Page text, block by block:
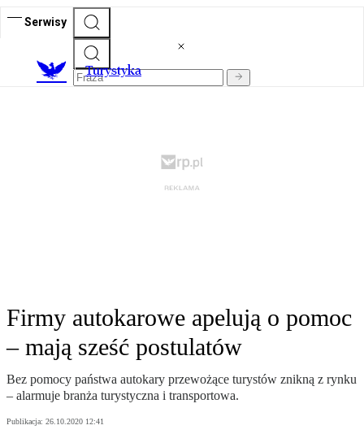
Serwisy
Turystyka
Firmy autokarowe apelują o pomoc
– mają sześć postulatów
Bez pomocy państwa autokary przewożące turystów znikną z rynku
– alarmuje branża turystyczna i transportowa.
Publikacja: 26.10.2020 12:41